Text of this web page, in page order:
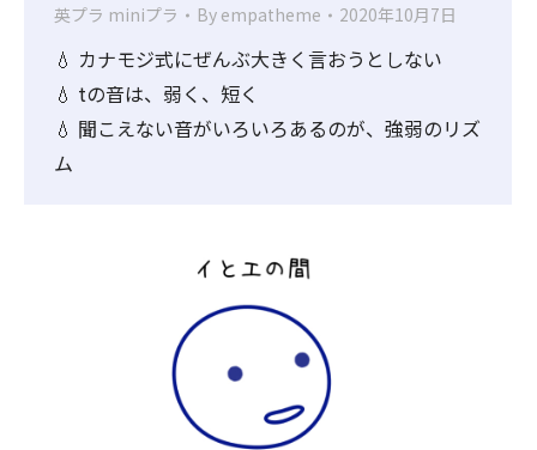
英プラ miniプラ By empatheme 2020年10月7日
💧 カナモジ式にぜんぶ大きく言おうとしない
💧 tの音は、弱く、短く
💧 聞こえない音がいろいろあるのが、強弱のリズ
ム